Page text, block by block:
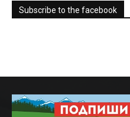
Subscribe to the facebook